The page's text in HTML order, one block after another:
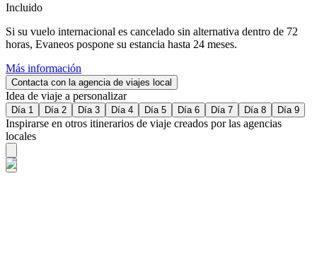
Incluido
Si su vuelo internacional es cancelado sin alternativa dentro de 72
horas, Evaneos pospone su estancia hasta 24 meses.
Más información
Contacta con la agencia de viajes local
Idea de viaje a personalizar
Día 1 Día 2 Día 3 Día 4 Día 5 Día 6 Día 7 Día 8 Día 9
Inspirarse en otros itinerarios de viaje creados por las agencias
locales